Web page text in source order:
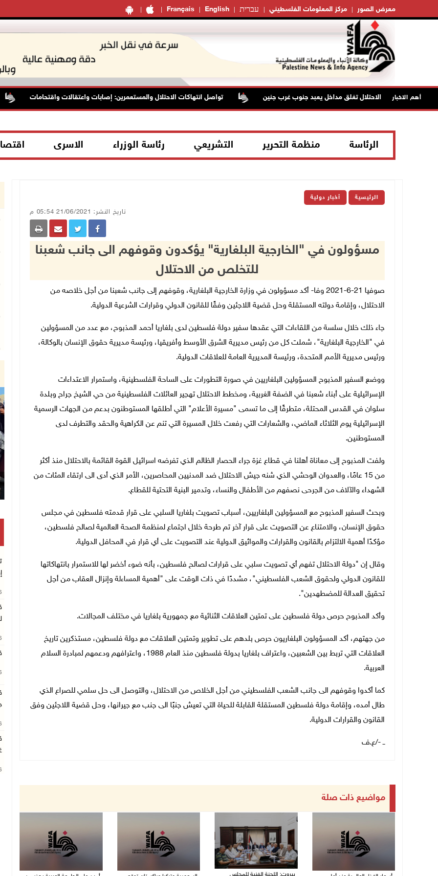
Français English עברית مركز المعلومات الفلسطيني معرض الصور
أهم الاخبار
قوات الاحتلال تغلق مداخل يعبد جنوب غرب جنين تواصل انتهاكات الاحتلال والمستعمرين: إصابات واعتقالات واقتحامات
الرئاسة منظمة التحرير التشريعي رئاسة الوزراء الاسرى
الرئيسية أخبار دولية
تاريخ النشر: 21/06/2021 05:54 م
مسؤولون في "الخارجية البلغارية" يؤكدون وقوفهم الى جانب شعبنا
للتخلص من الاحتلال
صوفيا 21-6-2021 وفا- أكد مسؤولون في وزارة الخارجية البلغارية، وقوفهم إلى جانب شعبنا من أجل خلاصه من
الاحتلال، وإقامة دولته المستقلة وحل قضية اللاجئين وفقًا للقانون الدولي وقرارات الشرعية الدولية.
جاء ذلك خلال سلسة من اللقاءات التي عقدها سفير دولة فلسطين لدى بلغاريا أحمد المذبوح، مع عدد من المسؤولين
في "الخارجية البلغارية"، شملت كل من رئيس مديرية الشرق الأوسط وأفريقيا، ورئيسة مديرية حقوق الإنسان بالوكالة،
ورئيس مديرية الأمم المتحدة، ورئيسة المديرية العامة للعلاقات الدولية.
ووضع السفير المذبوح المسؤولين البلغاريين في صورة التطورات على الساحة الفلسطينية، واستمرار الاعتداءات
الإسرائيلية على أبناء شعبنا في الضفة الغربية، ومخطط الاحتلال تهجير العائلات الفلسطينية من حي الشيخ جراح وبلدة
سلوان في القدس المحتلة، متطرقًا إلى ما تسمى "مسيرة الأعلام" التي أطلقها المستوطنون بدعم من الجهات الرسمية
الإسرائيلية يوم الثلاثاء الماضي، والشعارات التي رفعت خلال المسيرة التي تنم عن الكراهية والحقد والتطرف لدى
المستوطنين.
ولفت المذبوح إلى معاناة أهلنا في قطاع غزة جراء الحصار الظالم الذي تفرضه اسرائيل القوة القائمة بالاحتلال منذ أكثر
من 15 عامًا، والعدوان الوحشي الذي شنه جيش الاحتلال ضد المدنيين المحاصرين، الأمر الذي أدى الى ارتقاء المئات من
الشهداء والآلاف من الجرحى نصفهم من الأطفال والنساء، وتدمير البنية التحتية للقطاع.
وبحث السفير المذبوح مع المسؤولين البلغاريين، أسباب تصويت بلغاريا السلبي على قرار قدمته فلسطين في مجلس
حقوق الإنسان، والامتناع عن التصويت على قرار آخر تم طرحة خلال اجتماع لمنظمة الصحة العالمية لصالح فلسطين،
مؤكدًا أهمية الالتزام بالقانون والقرارات والمواثيق الدولية عند التصويت على أي قرار في المحافل الدولية.
وقال إن "دولة الاحتلال تفهم أي تصويت سلبي على قرارات لصالح فلسطين، بأنه ضوء أخضر لها للاستمرار بانتهاكاتها
للقانون الدولي ولحقوق الشعب الفلسطيني"، مشددًا في ذات الوقت على "أهمية المساءلة وإنزال العقاب من أجل
تحقيق العدالة للمضطهدين".
وأكد المذبوح حرص دولة فلسطين على تمتين العلاقات الثنائية مع جمهورية بلغاريا في مختلف المجالات.
من جهتهم، أكد المسؤولون البلغاريون حرص بلدهم على تطوير وتمتين العلاقات مع دولة فلسطين، مستذكرين تاريخ
العلاقات التي تربط بين الشعبين، واعتراف بلغاريا بدولة فلسطين منذ العام 1988، واعترافهم ودعمهم لمبادرة السلام
العربية.
كما أكدوا وقوفهم الى جانب الشعب الفلسطيني من أجل الخلاص من الاحتلال، والتوصل الى حل سلمي للصراع الذي
طال أمده، وإقامة دولة فلسطين المستقلة القابلة للحياة التي تعيش جنبًا الى جنب مع جيرانها، وحل قضية اللاجئين وفق
القانون والقرارات الدولية.
ــ -/ع.ف
مواضيع ذات صلة
بيروت: اللجنة الفنية للمجلس